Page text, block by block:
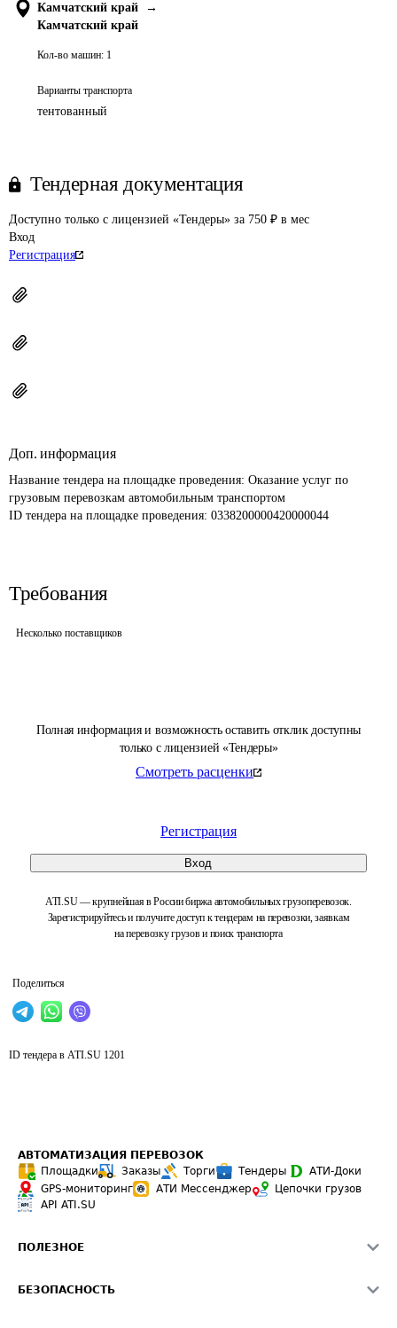
Полная информация и возможность оставить отклик доступны
только с лицензией «Тендеры»
Смотреть расценки
Регистрация
Вход
ATI.SU — крупнейшая в России биржа автомобильных грузоперевозок.
Зарегистрируйтесь и получите доступ к тендерам на перевозки, заявкам
на перевозку грузов и поиск транспорта
Поделиться
Камчатский край
→
Камчатский край
Кол-во машин: 1
Варианты транспорта
тентованный
Тендерная документация
Доступно только с лицензией «Тендеры» за 750 ₽ в мес
Вход
Регистрация
Доп. информация
Название тендера на площадке проведения: Оказание услуг по
грузовым перевозкам автомобильным транспортом
ID тендера на площадке проведения: 0338200000420000044
Требования
Несколько поставщиков
ID тендера в ATI.SU 1201
АВТОМАТИЗАЦИЯ ПЕРЕВОЗОК
Площадки
Заказы Торги Тендеры
АТИ-Доки
GPS-мониторинг
АТИ Мессенджер
Цепочки грузов
API ATI.SU
ПОЛЕЗНОЕ
Звезды ATI.SU на вашем сайте
БЕЗОПАСНОСТЬ